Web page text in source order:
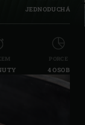
JEDNODUCHÁ
PORCE
4 OSOB